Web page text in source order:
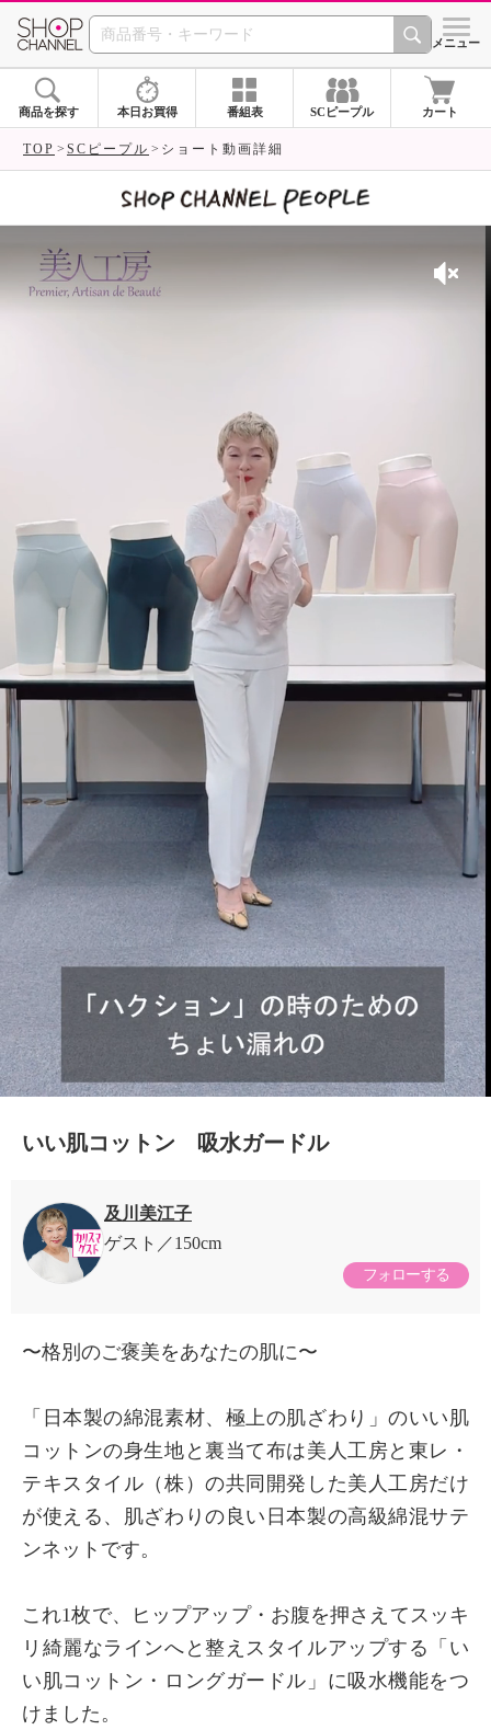
SHOP CHANNEL シメニュー
商品を探す 本日お買得 番組表 SCピープル カート
TOP SCピープル ショート動画詳細
いい肌コットン 吸水ガードル
及川美江子
ゲスト
150cm
フォローする
〜格別のご褒美をあなたの肌に〜
「日本製の綿混素材、極上の肌ざわり」のいい肌
コットンの身生地と裏当て布は美人工房と東レ・
テキスタイル（株）の共同開発した美人工房だけ
が使える、肌ざわりの良い日本製の高級綿混サテ
ンネットです。
これ1枚で、ヒップアップ・お腹を押さえてスッキ
リ綺麗なラインへと整えスタイルアップする「い
い肌コットン・ロングガードル」に吸水機能をつ
けました。